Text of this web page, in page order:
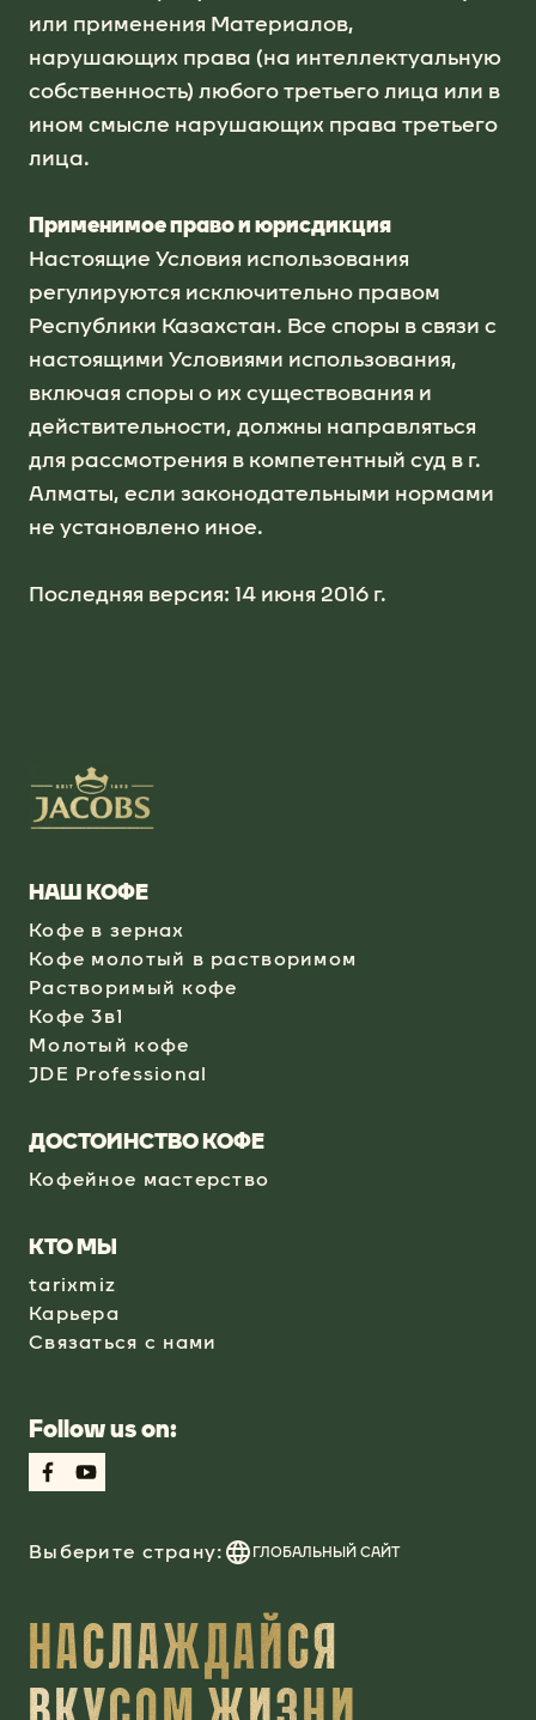
или применения Материалов,
нарушающих права (на интеллектуальную
собственность) любого третьего лица или в
ином смысле нарушающих права третьего
лица.
Применимое право и юрисдикция
Настоящие Условия использования
регулируются исключительно правом
Республики Казахстан. Все споры в связи с
настоящими Условиями использования,
включая споры о их существования и
действительности, должны направляться
для рассмотрения в компетентный суд в г.
Алматы, если законодательными нормами
не установлено иное.
Последняя версия: 14 июня 2016 г.
НАШ КОФЕ
Кофе в зернах
Кофе молотый в растворимом
Растворимый кофе
Кофе 3в1
Молотый кофе
JDE Professional
ДОСТОИНСТВО КОФЕ
Кофейное мастерство
КТО МЫ
tarixmiz
Карьера
Связаться с нами
Follow us on:
Выберите страну: ГЛОБАЛЬНЫЙ САЙТ
НАСЛАЖДАЙСЯ